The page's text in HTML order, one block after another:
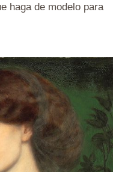
haga de modelo para